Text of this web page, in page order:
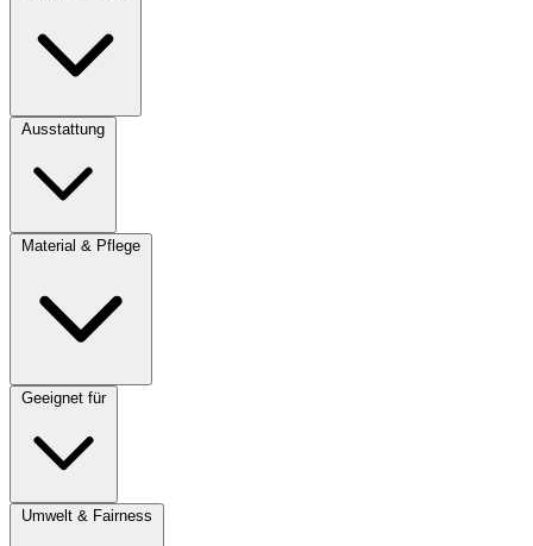
Ausstattung
Material & Pflege
Geeignet für
Umwelt & Fairness